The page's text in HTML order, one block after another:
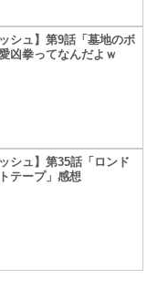
シュ】第9話「墓地のボ
凶拳ってなんだよｗ
シュ】第35話「ロンド
テープ」感想